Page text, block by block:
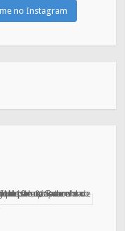
no Instagram